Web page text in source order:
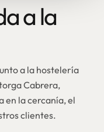
a la
a la hostelería
Cabrera,
en la cercanía, el
clientes.